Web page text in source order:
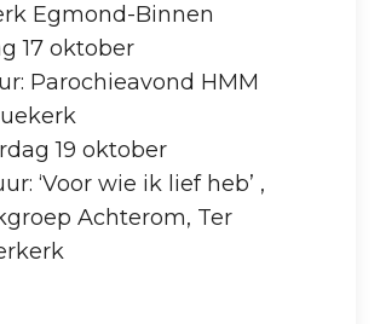
Egmond-Binnen
17 oktober
Parochieavond HMM
19 oktober
‘Voor wie ik lief heb’ ,
Achterom, Ter